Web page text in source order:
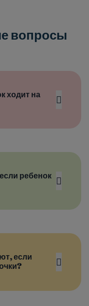
вопросы
ходит на
ребенок
если